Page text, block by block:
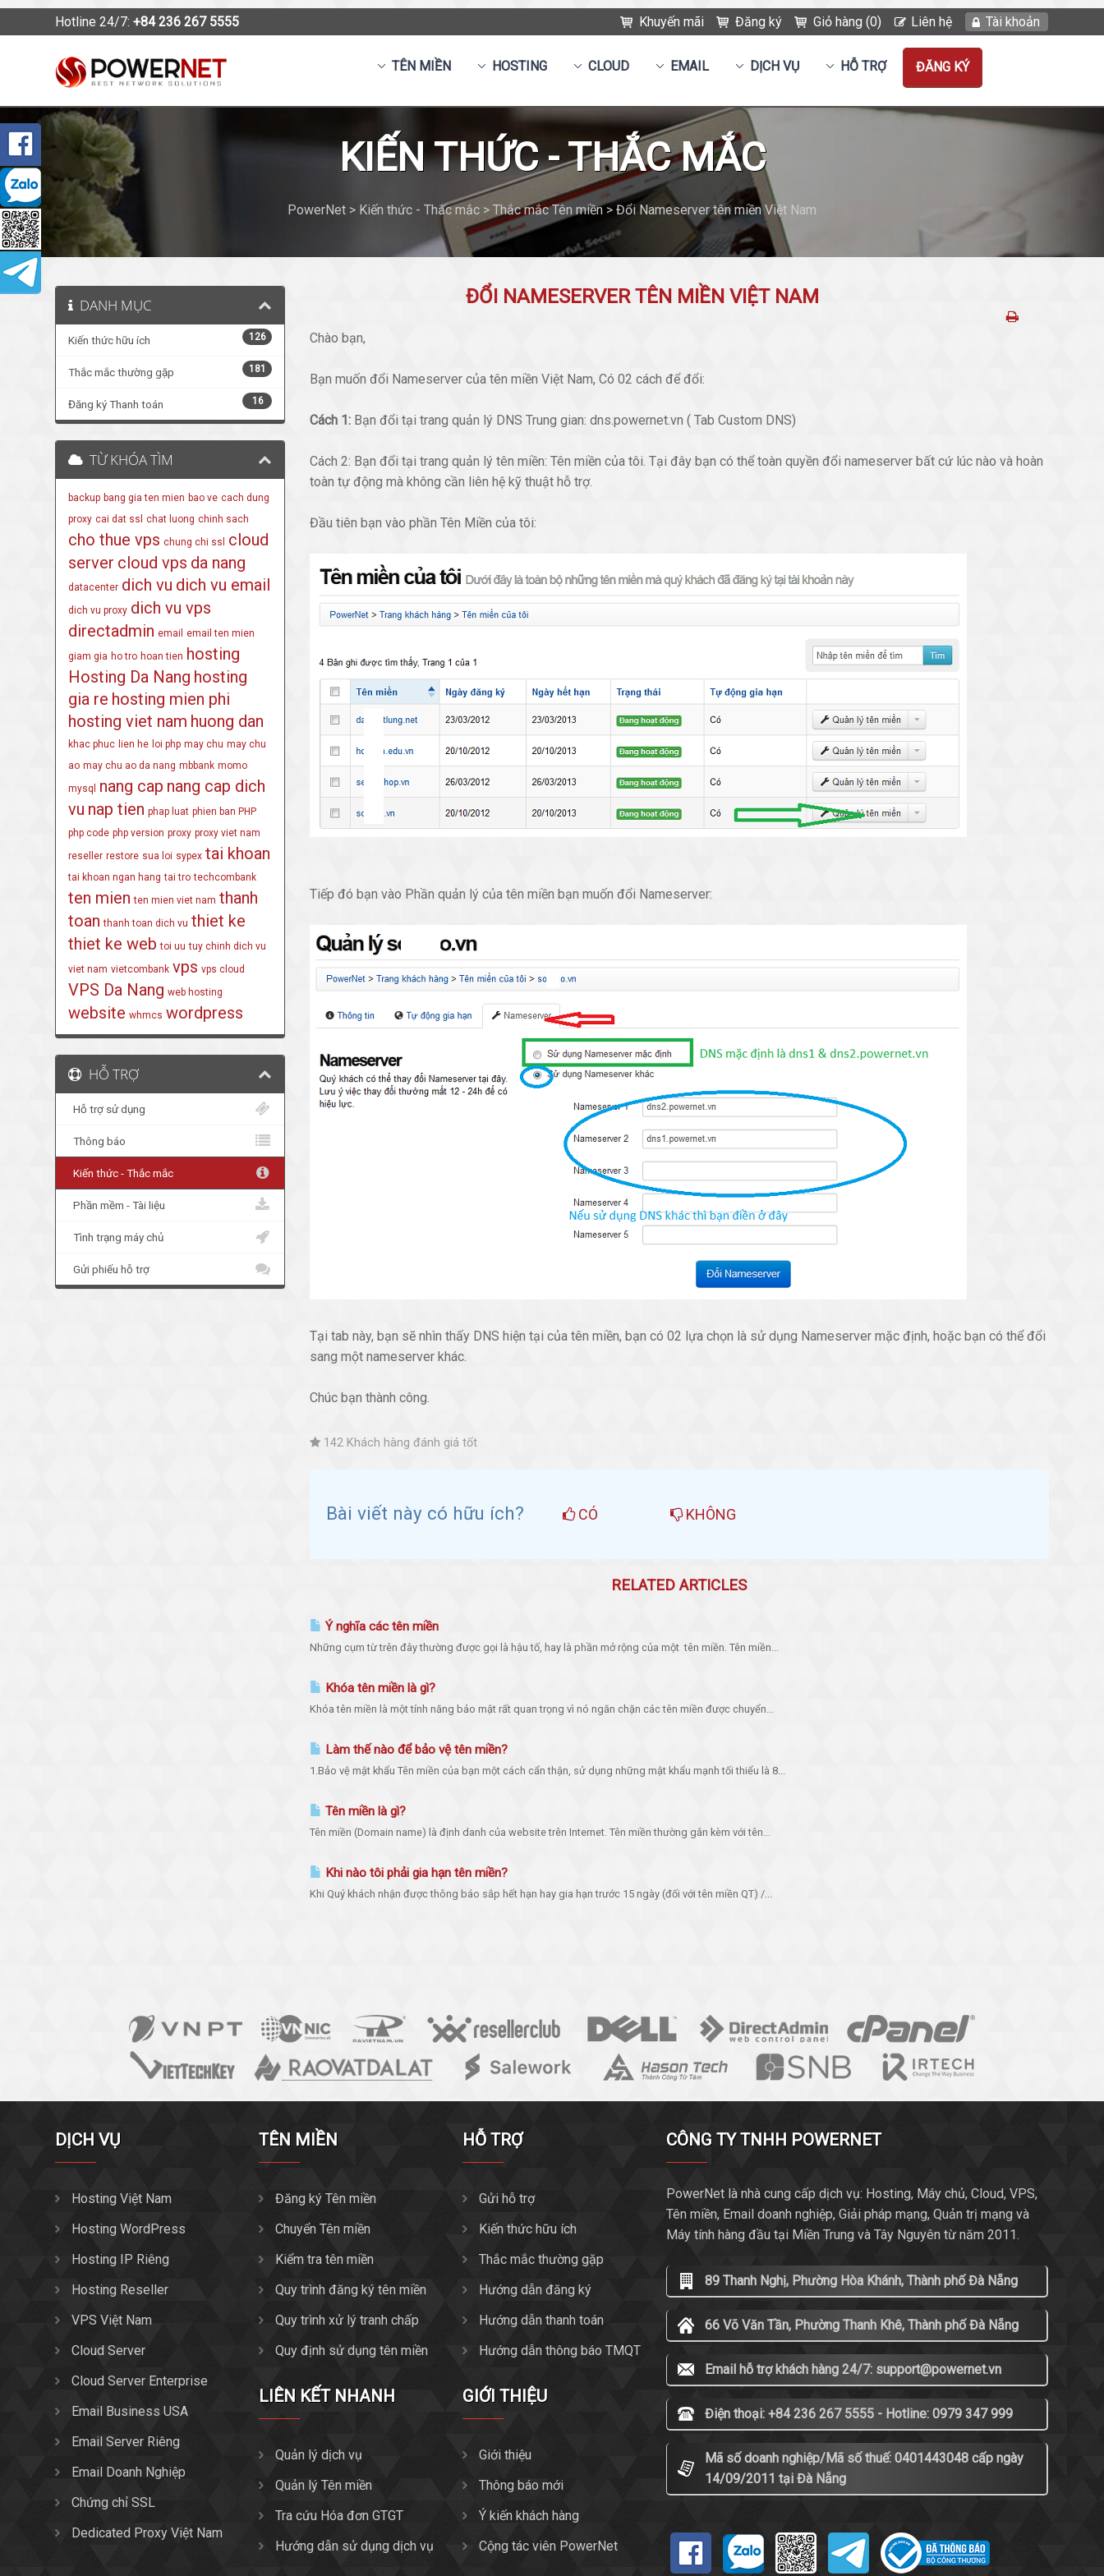
Hotline 24/7:+84 236 267 5555 Khuyến mãi Đăng ký Giỏ hàng (0) Liên hệ Tài khoản
TÊN MIỀN HOSTING CLOUD EMAIL DỊCH VỤ HỖ TRỢ ĐĂNG KÝ
KIẾN THỨC - THẮC MẮC
PowerNet > Kiến thức - Thắc mắc > Thắc mắc Tên miền > Đổi Nameserver tên miền Việt Nam
DANH MỤC
126
Kiến thức hữu ích
181
Thắc mắc thường gặp
16
Đăng ký Thanh toán
ĐỔI NAMESERVER TÊN MIỀN VIỆT NAM
Chào bạn,
Bạn muốn đổi Nameserver của tên miền Việt Nam, Có 02 cách để đổi:
Cách 1: Bạn đổi tại trang quản lý DNS Trung gian: dns.powernet.vn ( Tab Custom DNS)
Cách 2: Bạn đổi tại trang quản lý tên miền: Tên miền của tôi. Tại đây bạn có thể toàn quyền đổi nameserver bất cứ lúc nào và hoàn
toàn tự động mà không cần liên hệ kỹ thuật hỗ trợ.
Đầu tiên bạn vào phần Tên Miền của tôi:
Tiếp đó bạn vào Phần quản lý của tên miền bạn muốn đổi Nameserver:
Tại tab này, bạn sẽ nhìn thấy DNS hiện tại của tên miền, bạn có 02 lựa chọn là sử dụng Nameserver mặc định, hoặc bạn có thể đổi
sang một nameserver khác.
Chúc bạn thành công.
142 Khách hàng đánh giá tốt
Bài viết này có hữu ích? CÓ KHÔNG
RELATED ARTICLES
Ý nghĩa các tên miền
Những cụm từ trên đây thường được gọi là hậu tố, hay là phần mở rộng của một tên miền. Tên miền...
Khóa tên miền là gì?
Khóa tên miền là một tính năng bảo mật rất quan trọng vì nó ngăn chặn các tên miền được chuyển...
Làm thế nào để bảo vệ tên miền?
1.Bảo vệ mật khẩu Tên miền của bạn một cách cẩn thận, sử dụng những mật khẩu mạnh tối thiểu là 8...
Tên miền là gì?
Tên miền (Domain name) là định danh của website trên Internet. Tên miền thường gắn kèm với tên...
Khi nào tôi phải gia hạn tên miền?
Khi Quý khách nhận được thông báo sắp hết hạn hay gia hạn trước 15 ngày (đối với tên miền QT) /...
TỪ KHÓA TÌM
backup bang gia ten mien bao ve cach dung
proxy cai dat ssl chat luong chinh sach
cho thue vps chung chi ssl
cloud
server cloud vps da nang
datacenter dich vu dich vu email
dich vu proxy dich vu vps
directadmin email
email ten mien
giam gia ho tro hoan tien hosting
Hosting Da Nang hosting
gia re hosting mien phi
hosting viet nam huong dan
khac phuc lien he loi php may chu may chu
ao may chu ao da nang mbbank momo
mysql
nang cap nang cap dich
vu nap tien phap luat phien ban PHP
php code php version proxy proxy viet nam
reseller restore sua loi sypex tai khoan
tai khoan ngan hang tai tro techcombank
ten mien ten mien viet nam thanh
toan thanh toan dich vu thiet ke
thiet ke web toi uu tuy chinh dich vu
viet nam vietcombank vps vps cloud
VPS Da Nang web hosting
website whmcs wordpress
HỖ TRỢ
Hỗ trợ sử dụng
Thông báo
Kiến thức - Thắc mắc
Phần mềm - Tài liệu
Tình trạng máy chủ
Gửi phiếu hỗ trợ
DỊCH VỤ
Hosting Việt Nam
Hosting WordPress
Hosting IP Riêng
Hosting Reseller
VPS Việt Nam
Cloud Server
Cloud Server Enterprise
Email Business USA
Email Server Riêng
Email Doanh Nghiệp
Chứng chỉ SSL
Dedicated Proxy Việt Nam
TÊN MIỀN
Đăng ký Tên miền
Chuyển Tên miền
Kiểm tra tên miền
Quy trình đăng ký tên miền
Quy trình xử lý tranh chấp
Quy định sử dụng tên miền
LIÊN KẾT NHANH
Quản lý dịch vụ
Quản lý Tên miền
Tra cứu Hóa đơn GTGT
Hướng dẫn sử dụng dịch vụ
HỖ TRỢ
Gửi hỗ trợ
Kiến thức hữu ích
Thắc mắc thường gặp
Hướng dẫn đăng ký
Hướng dẫn thanh toán
Hướng dẫn thông báo TMQT
GIỚI THIỆU
Giới thiệu
Thông báo mới
Ý kiến khách hàng
Cộng tác viên PowerNet
CÔNG TY TNHH POWERNET
PowerNet là nhà cung cấp dịch vụ: Hosting, Máy chủ, Cloud, VPS,
Tên miền, Email doanh nghiệp, Giải pháp mạng, Quản trị mạng và
Máy tính hàng đầu tại Miền Trung và Tây Nguyên từ năm 2011.
89 Thanh Nghị, Phường Hòa Khánh, Thành phố Đà Nẵng
66 Võ Văn Tần, Phường Thanh Khê, Thành phố Đà Nẵng
Email hỗ trợ khách hàng 24/7: support@powernet.vn
Điện thoại: +84 236 267 5555 - Hotline: 0979 347 999
Mã số doanh nghiệp/Mã số thuế: 0401443048 cấp ngày
14/09/2011 tại Đà Nẵng